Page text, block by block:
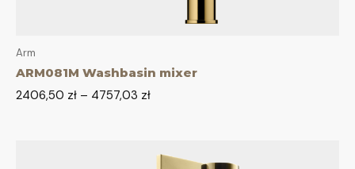
Arm
ARM081M Washbasin mixer
2406,50 zł – 4757,03 zł